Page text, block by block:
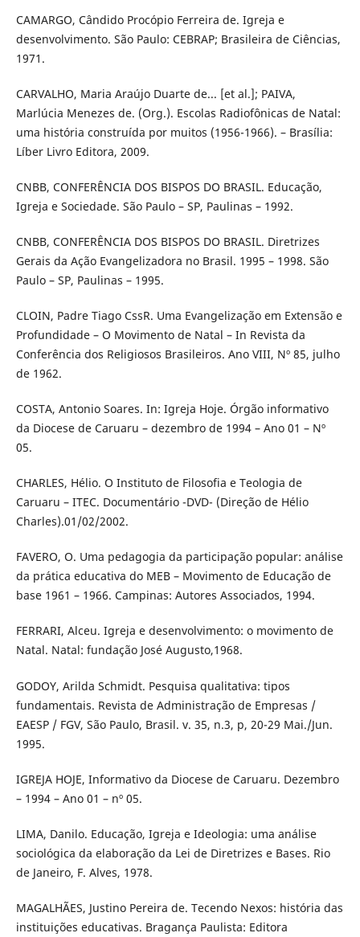
CAMARGO, Cândido Procópio Ferreira de. Igreja e
desenvolvimento. São Paulo: CEBRAP; Brasileira de Ciências,
1971.
CARVALHO, Maria Araújo Duarte de... [et al.]; PAIVA,
Marlúcia Menezes de. (Org.). Escolas Radiofônicas de Natal:
uma história construída por muitos (1956-1966). – Brasília:
Líber Livro Editora, 2009.
CNBB, CONFERÊNCIA DOS BISPOS DO BRASIL. Educação,
Igreja e Sociedade. São Paulo – SP, Paulinas – 1992.
CNBB, CONFERÊNCIA DOS BISPOS DO BRASIL. Diretrizes
Gerais da Ação Evangelizadora no Brasil. 1995 – 1998. São
Paulo – SP, Paulinas – 1995.
CLOIN, Padre Tiago CssR. Uma Evangelização em Extensão e
Profundidade – O Movimento de Natal – In Revista da
Conferência dos Religiosos Brasileiros. Ano VIII, Nº 85, julho
de 1962.
COSTA, Antonio Soares. In: Igreja Hoje. Órgão informativo
da Diocese de Caruaru – dezembro de 1994 – Ano 01 – Nº
05.
CHARLES, Hélio. O Instituto de Filosofia e Teologia de
Caruaru – ITEC. Documentário -DVD- (Direção de Hélio
Charles).01/02/2002.
FAVERO, O. Uma pedagogia da participação popular: análise
da prática educativa do MEB – Movimento de Educação de
base 1961 – 1966. Campinas: Autores Associados, 1994.
FERRARI, Alceu. Igreja e desenvolvimento: o movimento de
Natal. Natal: fundação José Augusto,1968.
GODOY, Arilda Schmidt. Pesquisa qualitativa: tipos
fundamentais. Revista de Administração de Empresas /
EAESP / FGV, São Paulo, Brasil. v. 35, n.3, p, 20-29 Mai./Jun.
1995.
IGREJA HOJE, Informativo da Diocese de Caruaru. Dezembro
– 1994 – Ano 01 – nº 05.
LIMA, Danilo. Educação, Igreja e Ideologia: uma análise
sociológica da elaboração da Lei de Diretrizes e Bases. Rio
de Janeiro, F. Alves, 1978.
MAGALHÃES, Justino Pereira de. Tecendo Nexos: história das
instituições educativas. Bragança Paulista: Editora